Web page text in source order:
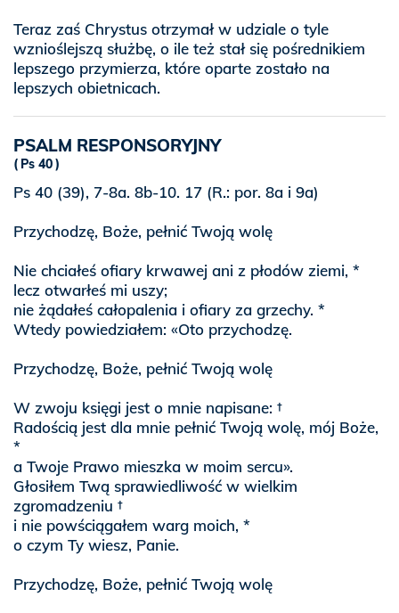
Teraz zaś Chrystus otrzymał w udziale o tyle
wznioślejszą służbę, o ile też stał się pośrednikiem
lepszego przymierza, które oparte zostało na
lepszych obietnicach.
PSALM RESPONSORYJNY
Ps 40
Ps 40 (39), 7-8a. 8b-10. 17 (R.: por. 8a i 9a)
Przychodzę, Boże, pełnić Twoją wolę
Nie chciałeś ofiary krwawej ani z płodów ziemi, *
lecz otwarłeś mi uszy;
nie żądałeś całopalenia i ofiary za grzechy. *
Wtedy powiedziałem: «Oto przychodzę.
Przychodzę, Boże, pełnić Twoją wolę
W zwoju księgi jest o mnie napisane: †
Radością jest dla mnie pełnić Twoją wolę, mój Boże,
*
a Twoje Prawo mieszka w moim sercu».
Głosiłem Twą sprawiedliwość w wielkim
zgromadzeniu †
i nie powściągałem warg moich, *
o czym Ty wiesz, Panie.
Przychodzę, Boże, pełnić Twoją wolę